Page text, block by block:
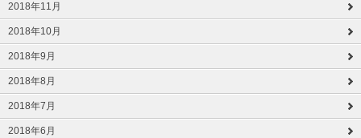
2018年11月
2018年10月
2018年9月
2018年8月
2018年7月
2018年6月